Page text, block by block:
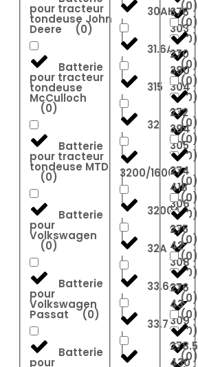
pour tracteur
tondeuse John
Deere (0)
Batterie
pour tracteur
tondeuse
McCulloch
(0)
Batterie
pour tracteur
tondeuse MTD
(0)
Batterie
pour
Volkswagen
(0)
Batterie
pour
Volkswagen
Passat (0)
Batterie
pour
30AH
31.6Ah
315
32
3200/1600A
3200A
32A
33.6Ah
33.7
303
(0)
304
(0)
305
(0)
306
(0)
308
(0)
309
(0)
376
(0)
380
(0)
394
(0)
418
(0)
42
(0)
43
(0)
430
(0)
270
(0)
272
(0)
274
(0)
275
(0)
276
(0)
278.5
(0)